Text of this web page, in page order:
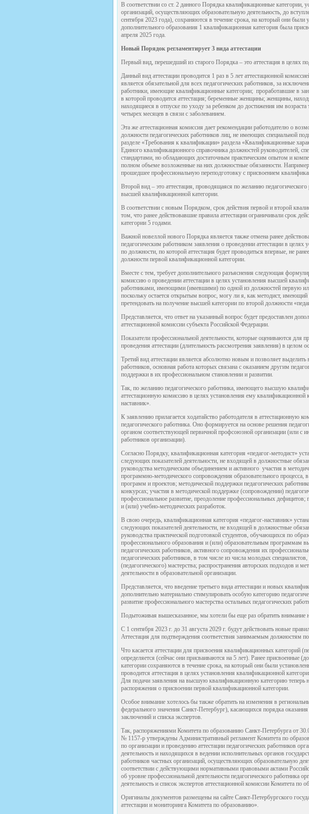
В соответствии со ст. 2 данного Порядка квалификационные категории,
организаций, осуществляющих образовательную деятельность, до
сентября 2023 года), сохраняются в течение срока, на который они были
дополнительного образования 1 квалификационная категория была
апреля 2025 года.
Новый Порядок регламентирует 3 вида аттестации
Первый вид, перешедший из старого Порядка – это аттестация в целях
Данный вид аттестации проводится 1 раз в 5 лет аттестационной
является обязательной для всех педагогических работников, за
работники, имеющие квалификационные категории; проработавшие в
в которой проводится аттестация; беременные женщины; женщины,
находящиеся в отпуске по уходу за ребенком до достижения им
четырех месяцев в связи с заболеванием.
Эта же аттестационная комиссия дает рекомендации работодателю о
должности педагогических работников лиц, не имеющих специальной
разделе «Требования к квалификации» раздела «Квалификационные
Единого квалификационного справочника должностей руководителей,
стандартами, но обладающих достаточным практическим опытом и
полном объеме возложенные на них должностные обязанности.
прошедшее профессиональную переподготовку с присвоением
Второй вид – это аттестация, проводящаяся по желанию
высшей квалификационной категории.
В соответствии с новым Порядком, срок действия первой и второй
том, что ранее действовавшие правила аттестации ограничивали срок
категории 5 годами.
Важной новеллой нового Порядка является также отмена ранее
педагогическим работником заявления о проведении аттестации в
по должности, по которой аттестация будет проводиться впервые, не
должности первой квалификационной категории.
Вместе с тем, требует дополнительного разъяснения следующая
комиссию о проведении аттестации в целях установления высшей
работниками, имеющими (имевшими) по одной из должностей первую
поскольку остается открытым вопрос, могу ли я, как методист,
претендовать на получение высшей категории по второй должности
Представляется, что ответ на указанный вопрос будет предоставлен
аттестационной комиссии субъекта Российской Федерации.
Показатели профессиональной деятельности, которые оцениваются для
проведения аттестации (длительность рассмотрения заявления) в целом
Третий вид аттестации является абсолютно новым и позволяет
работников, основная работа которых связана с оказанием другим
поддержки в их профессиональном становлении и развитии.
Так, по желанию педагогического работника, имеющего высшую
аттестационную комиссию в целях установления ему квалификационной
наставник».
К заявлению прилагается ходатайство работодателя в аттестационную
педагогического работника. Оно формируется на основе решения
органом соответствующей первичной профсоюзной организации (или с
работников организации).
Согласно Порядку, квалификационная категория «педагог-методист»
следующих показателей деятельности, не входящей в должностные
руководства методическим объединением и активного участия в
программно-методического сопровождения образовательного процесса,
программ и проектов; методической поддержки педагогических
конкурсах; участия в методической поддержке (сопровождении)
профессиональное развитие, преодоление профессиональных
и (или) учебно-методических разработок.
В свою очередь, квалификационная категория «педагог-наставник»
следующих показателей деятельности, не входящей в должностные
руководства практической подготовкой студентов, обучающихся по
профессионального образования и (или) образовательным программам
педагогических работников, активного сопровождения их
педагогических работников, в том числе из числа молодых
(педагогического) мастерства; распространения авторских подходов и
деятельности в образовательной организации.
Представляется, что введение третьего вида аттестации и новых
дополнительно материально стимулировать особую категорию
развитие профессионального мастерства остальных педагогических
Подытоживая вышесказанное, мы хотели бы еще раз обратить
С 1 сентября 2023 г. до 31 августа 2029 г. будут действовать новые
Аттестация для подтверждения соответствия занимаемым должностям
Что касается аттестации для присвоения квалификационных категорий
определяется (сейчас они присваиваются на 5 лет). Ранее присвоенные
категории сохраняются в течение срока, на который они были
проводится аттестация в целях установления квалификационной
Для подачи заявления на высшую квалификационную категорию теперь
распоряжения о присвоении первой квалификационной категории.
Особое внимание хотелось бы также обратить на изменения в
федерального значения Санкт-Петербург), касающихся порядка
заключений и списка экспертов.
Так, распоряжениями Комитета по образованию Санкт-Петербурга от
№ 1157-р утверждены Административный регламент Комитета по
по организации и проведению аттестации педагогических работников
деятельность и находящихся в ведении исполнительных органов
работников частных организаций, осуществляющих образовательную
соответствии с действующими нормативными правовыми актами
об уровне профессиональной деятельности педагогического работника
деятельность и список экспертов аттестационной комиссии Комитета по
Оригиналы документов размещены на сайте Санкт-Петербургского
аттестации и мониторинга Комитета по образованию».